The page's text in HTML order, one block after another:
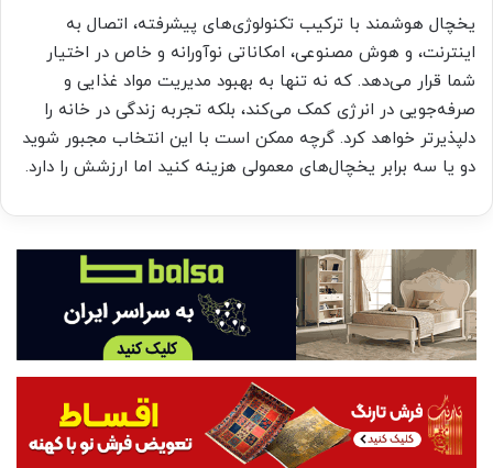
یخچال هوشمند با ترکیب تکنولوژی‌های پیشرفته، اتصال به
اینترنت، و هوش مصنوعی، امکاناتی نوآورانه و خاص در اختیار
شما قرار می‌دهد. که نه تنها به بهبود مدیریت مواد غذایی و
صرفه‌جویی در انرژی کمک می‌کند، بلکه تجربه زندگی در خانه را
دلپذیرتر خواهد کرد. گرچه ممکن است با این انتخاب مجبور شوید
دو یا سه برابر یخچال‌های معمولی هزینه کنید اما ارزشش را دارد.